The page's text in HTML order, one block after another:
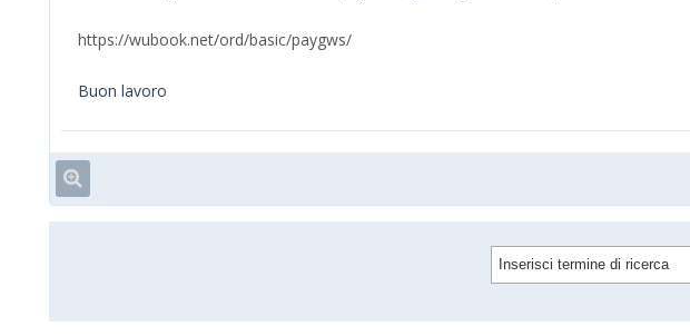
https://wubook.net/ord/basic/paygws/
Buon lavoro